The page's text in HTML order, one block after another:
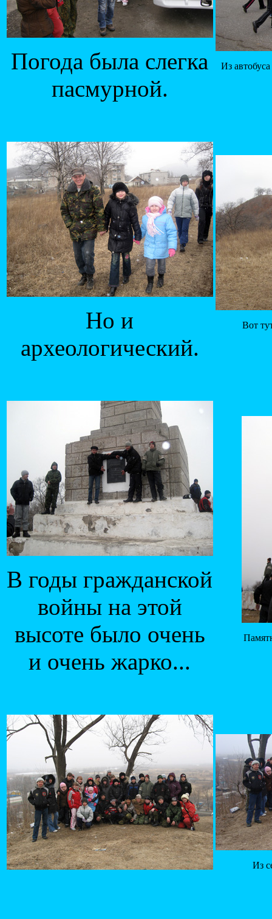
Погода была слегка
пасмурной.
Из
Но и
археологический.
Вот
В годы гражданской
войны на этой
высоте было очень
и очень жарко...
Из